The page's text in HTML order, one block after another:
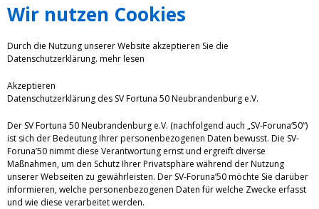
Wir nutzen Cookies
Durch die Nutzung unserer Website akzeptieren Sie die
Datenschutzerklärung. mehr lesen
Akzeptieren
Datenschutzerklärung des SV Fortuna 50 Neubrandenburg e.V.
Der SV Fortuna 50 Neubrandenburg e.V. (nachfolgend auch „SV-Foruna‘50“)
ist sich der Bedeutung Ihrer personenbezogenen Daten bewusst. Die SV-
Foruna’50 nimmt diese Verantwortung ernst und ergreift diverse
Maßnahmen, um den Schutz Ihrer Privatsphäre während der Nutzung
unserer Webseiten zu gewährleisten. Der SV-Foruna’50 möchte Sie darüber
informieren, welche personenbezogenen Daten für welche Zwecke erfasst
und wie diese verarbeitet werden.